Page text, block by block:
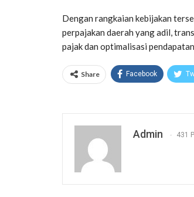
Dengan rangkaian kebijakan
perpajakan daerah yang adil,
pajak dan optimalisasi
Share Facebook
Admin 431